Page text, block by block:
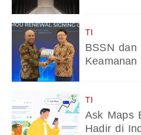
TI
BSSN dan
Keamanan
TI
Ask Maps
Hadir di